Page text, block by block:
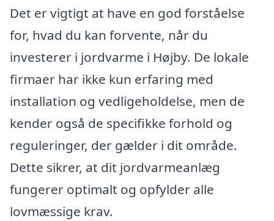
Det er vigtigt at have en god forståelse
for, hvad du kan forvente, når du
investerer i jordvarme i Højby. De lokale
firmaer har ikke kun erfaring med
installation og vedligeholdelse, men de
kender også de specifikke forhold og
reguleringer, der gælder i dit område.
Dette sikrer, at dit jordvarmeanlæg
fungerer optimalt og opfylder alle
lovmæssige krav.